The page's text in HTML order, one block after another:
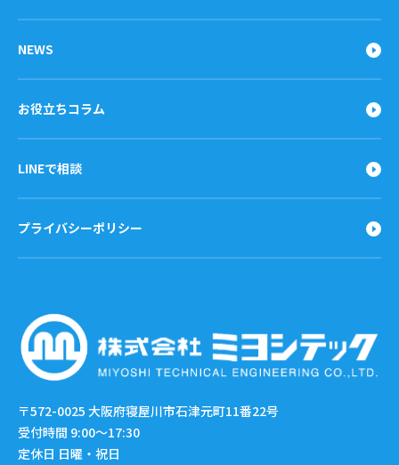
NEWS
お役立ちコラム
LINEで相談
プライバシーポリシー
〒572-0025 大阪府寝屋川市石津元町11番22号
受付時間 9:00〜17:30
定休日 日曜・祝日